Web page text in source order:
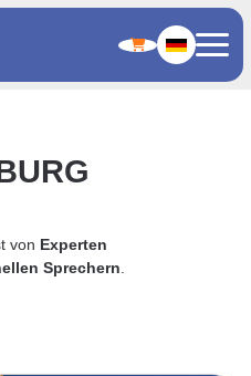
von Experten
Sprechern